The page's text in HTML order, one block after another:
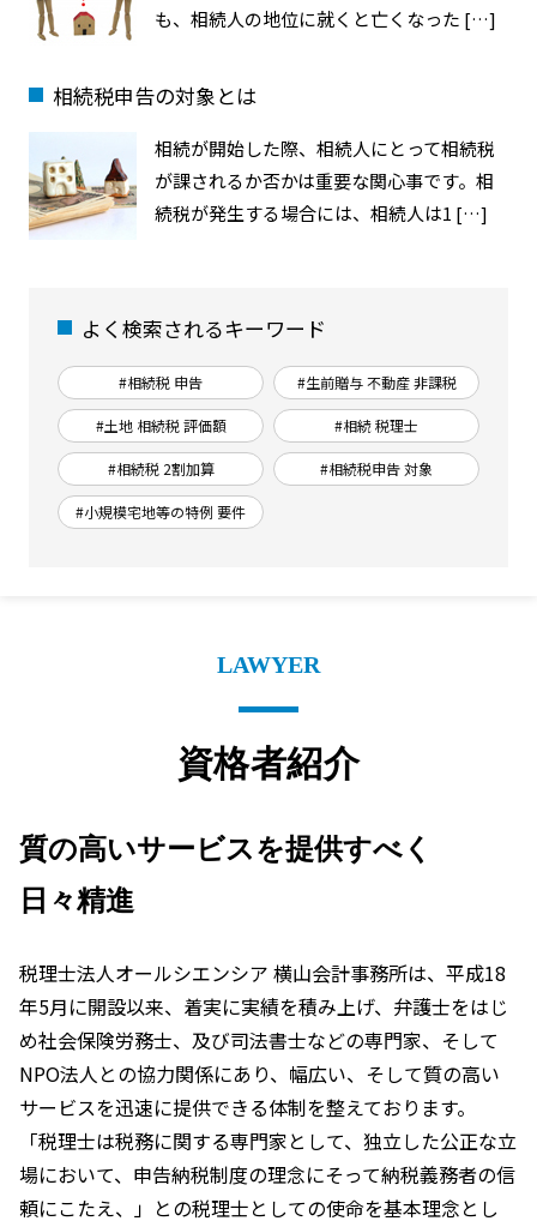
も、相続人の地位に就くと亡くなった […]
相続税申告の対象とは
相続が開始した際、相続人にとって相続税
が課されるか否かは重要な関心事です。相
続税が発生する場合には、相続人は1 […]
よく検索されるキーワード
#相続税 申告 #生前贈与 不動産 非課税
#土地 相続税 評価額 #相続 税理士
#相続税 2割加算 #相続税申告 対象
#小規模宅地等の特例 要件
LAWYER
資格者紹介
質の高いサービスを提供すべく
日々精進
税理士法人オールシエンシア 横山会計事務所は、平成18
年5月に開設以来、着実に実績を積み上げ、弁護士をはじ
め社会保険労務士、及び司法書士などの専門家、そして
NPO法人との協力関係にあり、幅広い、そして質の高い
サービスを迅速に提供できる体制を整えております。
「税理士は税務に関する専門家として、独立した公正な立
場において、申告納税制度の理念にそって納税義務者の信
頼にこたえ、」との税理士としての使命を基本理念とし